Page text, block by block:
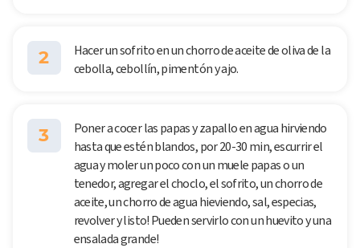
2
Hacer un sofrito en un chorro de aceite de oliva de la
cebolla, cebollín, pimentón y ajo.
3
Poner a cocer las papas y zapallo en agua hirviendo
hasta que estén blandos, por 20-30 min, escurrir el
agua y moler un poco con un muele papas o un
tenedor, agregar el choclo, el sofrito, un chorro de
aceite, un chorro de agua hieviendo, sal, especias,
revolver y listo! Pueden servirlo con un huevito y una
ensalada grande!